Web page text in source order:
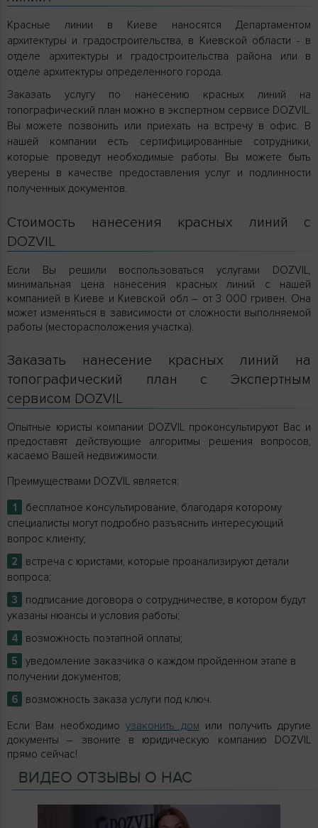
Красные линии в Киеве наносятся Департаментом
архитектуры и градостроительства, в Киевской области - в
отделе архитектуры и градостроительства района или в
отделе архитектуры определенного города.
Заказать услугу по нанесению красных линий на
топографический план можно в экспертном сервисе DOZVIL.
Вы можете позвонить или приехать на встречу в офис. В
нашей компании есть сертифицированные сотрудники,
которые проведут необходимые работы. Вы можете быть
уверены в качестве предоставления услуг и подлинности
полученных документов.
Стоимость нанесения красных линий с
DOZVIL
Если Вы решили воспользоваться услугами DOZVIL,
минимальная цена нанесения красных линий с нашей
компанией в Киеве и Киевской обл – от 3 000 гривен. Она
может изменяться в зависимости от сложности выполняемой
работы (месторасположения участка).
Заказать нанесение красных линий на
топографический план с Экспертным
сервисом DOZVIL
Опытные юристы компании DOZVIL проконсультируют Вас и
предоставят действующие алгоритмы решения вопросов,
касаемо Вашей недвижимости.
Преимуществами DOZVIL является:
бесплатное консультирование, благодаря которому
специалисты могут подробно разъяснить интересующий
вопрос клиенту;
встреча с юристами, которые проанализируют детали
вопроса;
подписание договора о сотрудничестве, в котором будут
указаны нюансы и условия работы;
возможность поэтапной оплаты;
уведомление заказчика о каждом пройденном этапе в
получении документов;
возможность заказа услуги под ключ.
Если Вам необходимоузаконить дом или получить другие
документы – звоните в юридическую компанию DOZVIL
прямо сейчас!
ВИДЕО ОТЗЫВЫ О НАС